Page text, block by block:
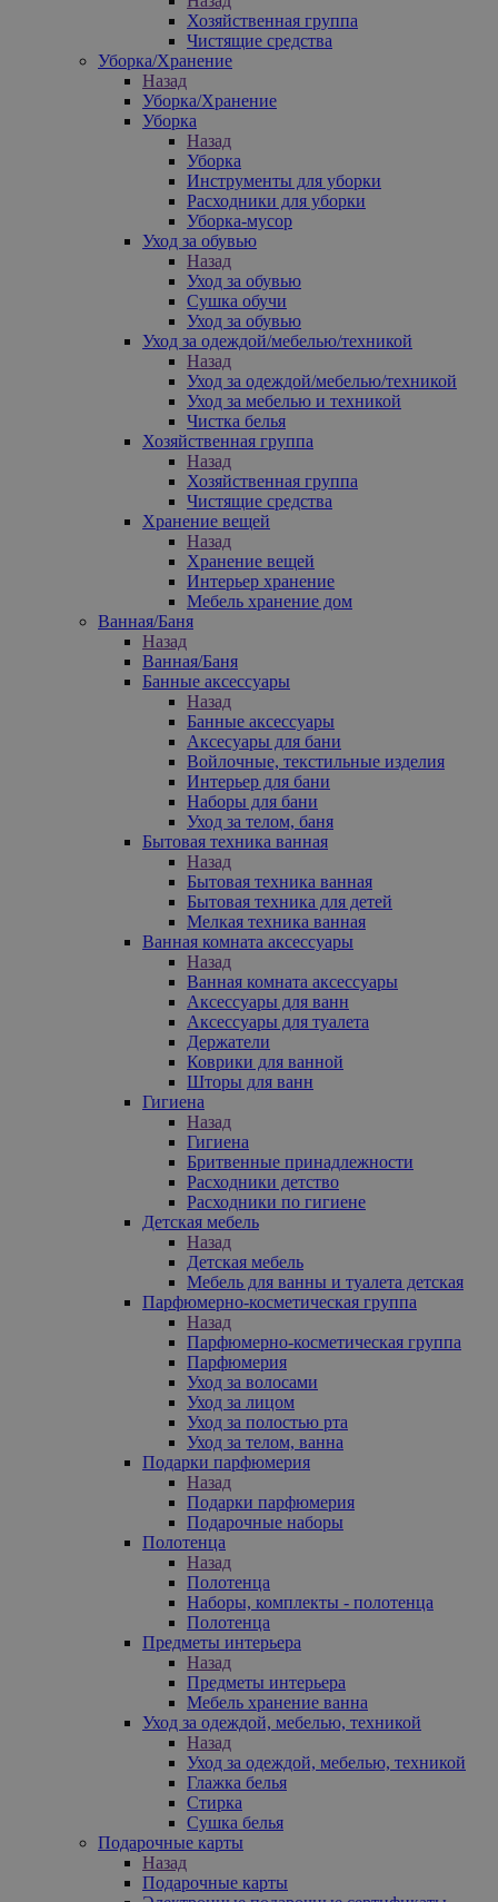
Хозяйственная группа
Чистящие средства
Уборка/Хранение
Назад
Уборка/Хранение
Уборка
Назад
Уборка
Инструменты для уборки
Расходники для уборки
Уборка-мусор
Уход за обувью
Назад
Уход за обувью
Сушка обучи
Уход за обувью
Уход за одеждой/мебелью/техникой
Назад
Уход за одеждой/мебелью/техникой
Уход за мебелью и техникой
Чистка белья
Хозяйственная группа
Назад
Хозяйственная группа
Чистящие средства
Хранение вещей
Назад
Хранение вещей
Интерьер хранение
Мебель хранение дом
Ванная/Баня
Назад
Ванная/Баня
Банные аксессуары
Назад
Банные аксессуары
Аксесуары для бани
Войлочные, текстильные изделия
Интерьер для бани
Наборы для бани
Уход за телом, баня
Бытовая техника ванная
Назад
Бытовая техника ванная
Бытовая техника для детей
Мелкая техника ванная
Ванная комната аксессуары
Назад
Ванная комната аксессуары
Аксессуары для ванн
Аксессуары для туалета
Держатели
Коврики для ванной
Шторы для ванн
Гигиена
Назад
Гигиена
Бритвенные принадлежности
Расходники детство
Расходники по гигиене
Детская мебель
Назад
Детская мебель
Мебель для ванны и туалета детская
Парфюмерно-косметическая группа
Назад
Парфюмерно-косметическая группа
Парфюмерия
Уход за волосами
Уход за лицом
Уход за полостью рта
Уход за телом, ванна
Подарки парфюмерия
Назад
Подарки парфюмерия
Подарочные наборы
Полотенца
Назад
Полотенца
Наборы, комплекты - полотенца
Полотенца
Предметы интерьера
Назад
Предметы интерьера
Мебель хранение ванна
Уход за одеждой, мебелью, техникой
Назад
Уход за одеждой, мебелью, техникой
Глажка белья
Стирка
Сушка белья
Подарочные карты
Назад
Подарочные карты